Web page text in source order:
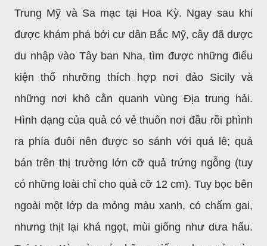
Trung Mỹ và Sa mạc tại Hoa Kỳ. Ngay sau khi
được khám phá bởi cư dân Bắc Mỹ, cây đã dược
du nhập vào Tây ban Nha, tìm được những điểu
kiện thổ nhưỡng thích hợp nơi đảo Sicily và
những nơi khô cằn quanh vùng Ðịa trung hải.
Hình dạng của quả có vẻ thuôn nơi đầu rồi phình
ra phía đuôi nên được so sánh với quả lê; quả
bán trên thị trường lớn cỡ quả trứng ngỗng (tuy
có những loài chỉ cho quả cỡ 12 cm). Tuy bọc bên
ngoài một lớp da mỏng màu xanh, có chấm gai,
nhưng thịt lại khá ngọt, mùi giống như dưa hấu.